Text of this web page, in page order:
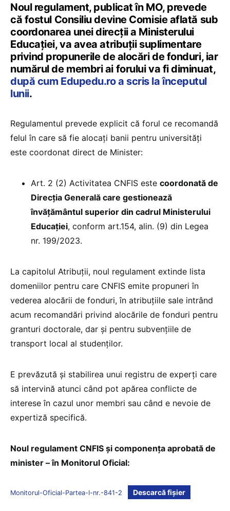
Noul regulament, publicat în MO, prevede
că fostul Consiliu devine Comisie aflată sub
coordonarea unei direcții a Ministerului
Educației, va avea atribuții suplimentare
privind propunerile de alocări de fonduri, iar
numărul de membri ai forului va fi diminuat,
după cum Edupedu.ro a scris la începutul
lunii.
Regulamentul prevede explicit că forul ce recomandă
felul în care să fie alocați banii pentru universități
este coordonat direct de Minister:
Art. 2 (2) Activitatea CNFIS este coordonată de
Direcția Generală care gestionează
învățământul superior din cadrul Ministerului
Educației, conform art.154, alin. (9) din Legea
nr. 199/2023.
La capitolul Atribuții, noul regulament extinde lista
domeniilor pentru care CNFIS emite propuneri în
vederea alocării de fonduri, în atribuțiile sale intrând
acum recomandări privind alocările de fonduri pentru
granturi doctorale, dar și pentru subvențiile de
transport local al studenților.
E prevăzută și stabilirea unui registru de experți care
să intervină atunci când pot apărea conflicte de
interese în cazul unor membri sau când e nevoie de
expertiză specifică.
Noul regulament CNFIS și componența aprobată de
minister – în Monitorul Oficial:
Monitorul-Oficial-Partea-I-nr.-841-2 Descarcă fișier